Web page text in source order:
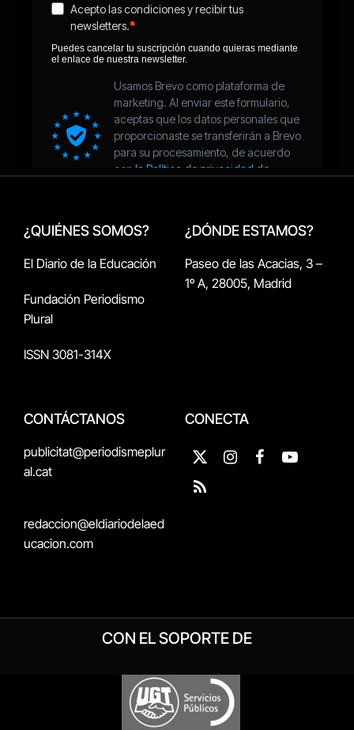
¿QUIÉNES SOMOS?
El Diario de la Educación
Fundación Periodismo
Plural
ISSN 3081-314X
¿DÓNDE ESTAMOS?
Paseo de las Acacias, 3 –
1º A, 28005, Madrid
CONTÁCTANOS
publicitat@periodismeplur
al.cat
redaccion@eldiariodelaed
ucacion.com
CONECTA
X
(Twitter)
InstagramFacebookYouTube
RSS
CON EL SOPORTE DE